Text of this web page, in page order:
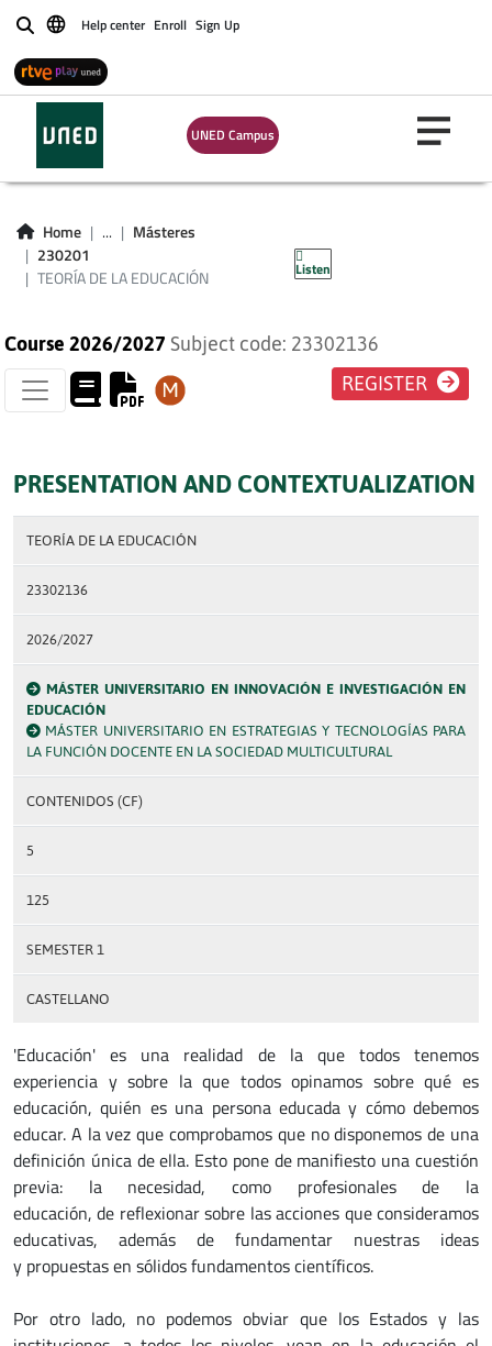
BuscarHelp center Enroll Sign Up
UNED Campus
Home ...
Másteres
230201
TEORÍA DE LA EDUCACIÓN
Listen
TEORÍA DE LA
EDUCACIÓN
Course 2026/2027 Subject code: 23302136
REGISTER
PRESENTATION AND CONTEXTUALIZATION
TEORÍA DE LA EDUCACIÓN
23302136
2026/2027
MÁSTER UNIVERSITARIO EN INNOVACIÓN E INVESTIGACIÓN EN
EDUCACIÓN
MÁSTER UNIVERSITARIO EN ESTRATEGIAS Y TECNOLOGÍAS PARA
LA FUNCIÓN DOCENTE EN LA SOCIEDAD MULTICULTURAL
CONTENIDOS (CF)
5
125
SEMESTER 1
CASTELLANO
'Educación' es una realidad de la que todos tenemos
experiencia y sobre la que todos opinamos sobre qué es
educación, quién es una persona educada y cómo debemos
educar. A la vez que comprobamos que no disponemos de una
definición única de ella. Esto pone de manifiesto una cuestión
previa: la necesidad, como profesionales de la
educación, de reflexionar sobre las acciones que consideramos
educativas, además de fundamentar nuestras ideas
y propuestas en sólidos fundamentos científicos.
Por otro lado, no podemos obviar que los Estados y las